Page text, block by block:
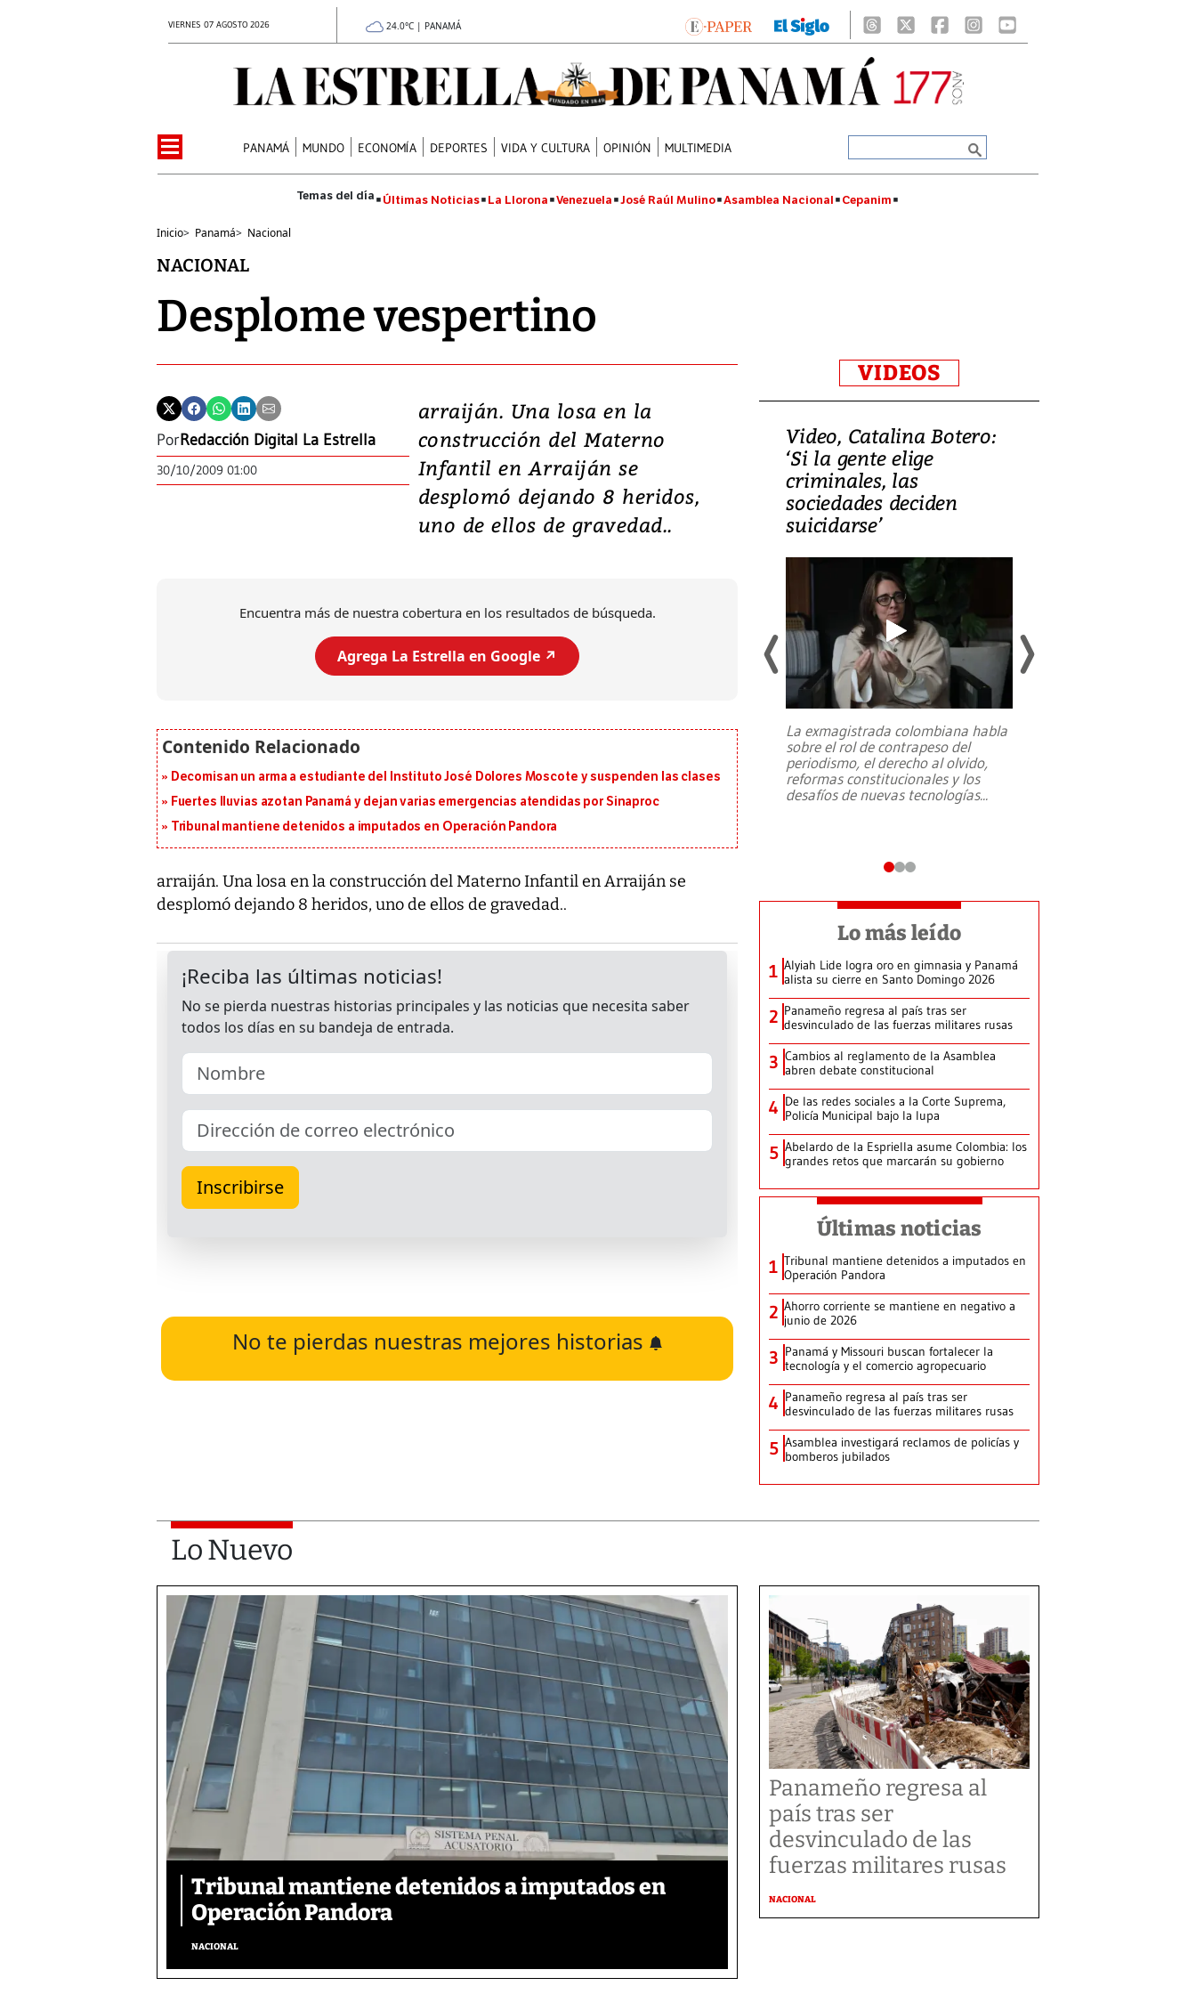
VIERNES 07 AGOSTO 2026 24.0°C | PANAMÁ
PANAMÁ MUNDO ECONOMÍA DEPORTES VIDA Y CULTURA OPINIÓN MULTIMEDIA
Últimas Noticias La Llorona Venezuela José Raúl Mulino Asamblea Nacional Cepanim
Inicio> Panamá> Nacional
NACIONAL
Desplome vespertino
PorRedacción Digital La Estrella
30/10/2009 01:00
arraiján. Una losa en la
construcción del Materno
Infantil en Arraiján se
desplomó dejando 8 heridos,
uno de ellos de gravedad..
Encuentra más de nuestra cobertura en los resultados de búsqueda.
Agrega La Estrella en Google ↗️
Decomisan un arma a estudiante del Instituto José Dolores Moscote y suspenden las clases
Fuertes lluvias azotan Panamá y dejan varias emergencias atendidas por Sinaproc
Tribunal mantiene detenidos a imputados en Operación Pandora
arraiján. Una losa en la construcción del Materno Infantil en Arraiján se
desplomó dejando 8 heridos, uno de ellos de gravedad..
No te pierdas nuestras mejores historias
VIDEOS
Video, Japón: Terremoto
deja heridos y graves
daños en Kumamoto
al sur de Japón, provocando una
Video, Catalina Botero:
‘Si la gente elige
criminales, las
sociedades deciden
suicidarse’
La exmagistrada colombiana habla
sobre el rol de contrapeso del
periodismo, el derecho al olvido,
reformas constitucionales y los
desafíos de nuevas tecnologías...
Lo más leído
1 Alyiah Lide logra oro en gimnasia y Panamá
alista su cierre en Santo Domingo 2026
2 Panameño regresa al país tras ser
desvinculado de las fuerzas militares rusas
3 Cambios al reglamento de la Asamblea
abren debate constitucional
4 De las redes sociales a la Corte Suprema,
Policía Municipal bajo la lupa
5 Abelardo de la Espriella asume Colombia: los
grandes retos que marcarán su gobierno
Últimas noticias
1 Tribunal mantiene detenidos a imputados en
Operación Pandora
2 Ahorro corriente se mantiene en negativo a
junio de 2026
3 Panamá y Missouri buscan fortalecer la
tecnología y el comercio agropecuario
4 Panameño regresa al país tras ser
desvinculado de las fuerzas militares rusas
5 Asamblea investigará reclamos de policías y
bomberos jubilados
Lo Nuevo
Tribunal mantiene detenidos a imputados en
Operación Pandora
NACIONAL
Panameño regresa al
país tras ser
desvinculado de las
fuerzas militares rusas
NACIONAL